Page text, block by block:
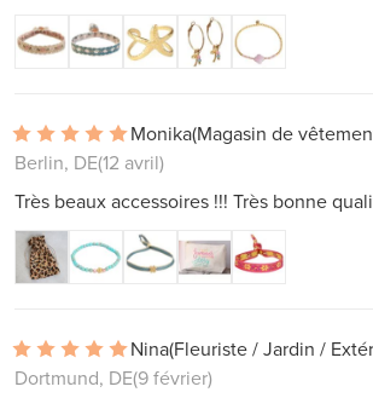
Monika(Magasin de
Berlin, DE(12 avril)
Très beaux accessoires !!! Très bonne
Nina(Fleuriste / Jardin /
Dortmund, DE(9 février)